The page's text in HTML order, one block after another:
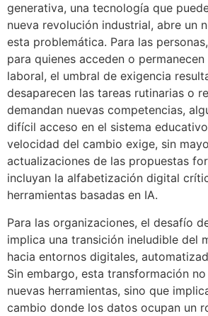
generativa, una tecnología que
nueva revolución industrial, abre un
esta problemática. Para las
para quienes acceden o
laboral, el umbral de exigencia
desaparecen las tareas rutinarias o
demandan nuevas competencias,
difícil acceso en el sistema
velocidad del cambio exige, sin
actualizaciones de las propuestas
incluyan la alfabetización digital
herramientas basadas en IA.
Para las organizaciones, el desafío
implica una transición ineludible del
hacia entornos digitales,
Sin embargo, esta transformación
nuevas herramientas, sino que
cambio donde los datos ocupan un